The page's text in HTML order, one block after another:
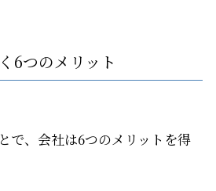
6つのメリット
で、会社は6つのメリットを得